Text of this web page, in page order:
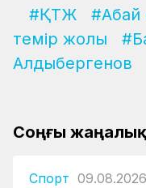
#ҚТЖ #Абай
темір жолы
Алдыбергенов
Соңғы
Спорт 09.08.2026